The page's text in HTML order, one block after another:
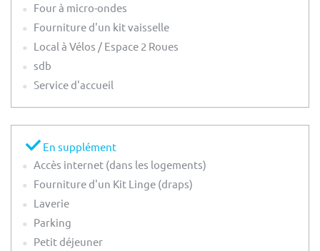
Four à micro-ondes
Fourniture d'un kit vaisselle
Local à Vélos / Espace 2 Roues
sdb
Service d'accueil
En supplément
Accès internet (dans les logements)
Fourniture d'un Kit Linge (draps)
Laverie
Parking
Petit déjeuner